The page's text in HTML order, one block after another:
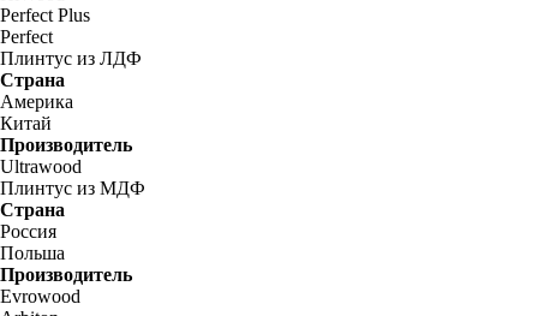
Perfect Plus
Perfect
Плинтус из ЛДФ
Страна
Америка
Китай
Производитель
Ultrawood
Плинтус из МДФ
Страна
Россия
Польша
Производитель
Evrowood